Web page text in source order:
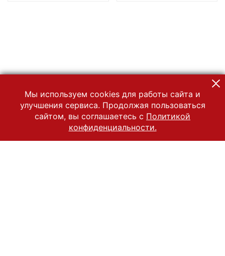
Мы используем cookies для работы сайта и
улучшения сервиса. Продолжая пользоваться
сайтом, вы соглашаетесь с Политикой
конфиденциальности.